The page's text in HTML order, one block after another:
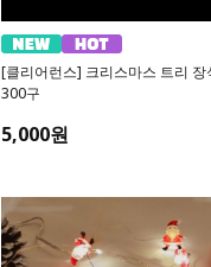
[클리어런스] 크리스마스 트리
300구
5,000원